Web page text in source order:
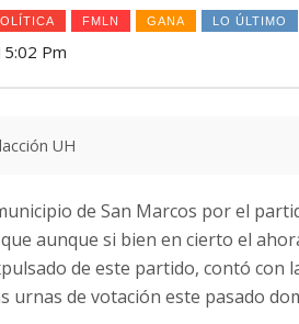
FMLN GANA LO ÚLTIMO
Pm
UH
de San Marcos por el
aunque si bien en cierto el
de este partido, contó con
urnas de votación este pasado